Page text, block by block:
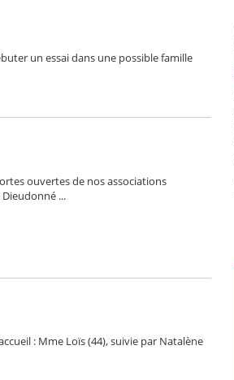
un essai dans une possible famille
ouvertes de nos associations
...
: Mme Loïs (44), suivie par Natalène